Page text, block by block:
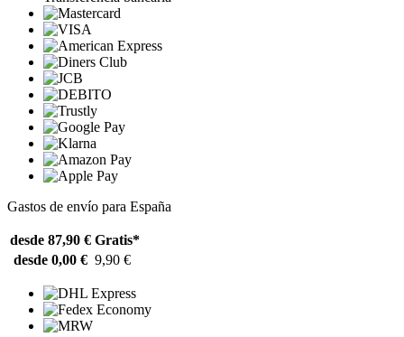
Gastos de envío para España
desde 87,90 € Gratis*
desde 0,00 € 9,90 €